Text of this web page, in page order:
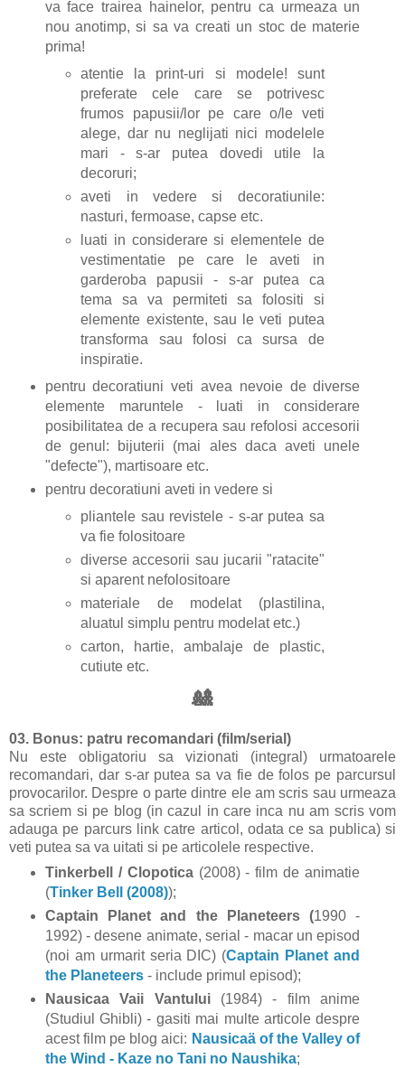
va face trairea hainelor, pentru ca urmeaza un
nou anotimp, si sa va creati un stoc de materie
prima!
atentie la print-uri si modele! sunt
preferate cele care se potrivesc
frumos papusii/lor pe care o/le veti
alege, dar nu neglijati nici modelele
mari - s-ar putea dovedi utile la
decoruri;
aveti in vedere si decoratiunile:
nasturi, fermoase, capse etc.
luati in considerare si elementele de
vestimentatie pe care le aveti in
garderoba papusii - s-ar putea ca
tema sa va permiteti sa folositi si
elemente existente, sau le veti putea
transforma sau folosi ca sursa de
inspiratie.
pentru decoratiuni veti avea nevoie de diverse
elemente maruntele - luati in considerare
posibilitatea de a recupera sau refolosi accesorii
de genul: bijuterii (mai ales daca aveti unele
"defecte"), martisoare etc.
pentru decoratiuni aveti in vedere si
pliantele sau revistele - s-ar putea sa
va fie folositoare
diverse accesorii sau jucarii "ratacite"
si aparent nefolositoare
materiale de modelat (plastilina,
aluatul simplu pentru modelat etc.)
carton, hartie, ambalaje de plastic,
cutiute etc.
🎎
03. Bonus: patru recomandari (film/serial)
Nu este obligatoriu sa vizionati (integral) urmatoarele
recomandari, dar s-ar putea sa va fie de folos pe parcursul
provocarilor. Despre o parte dintre ele am scris sau urmeaza
sa scriem si pe blog (in cazul in care inca nu am scris vom
adauga pe parcurs link catre articol, odata ce sa publica) si
veti putea sa va uitati si pe articolele respective.
Tinkerbell / Clopotica (2008) - film de animatie
(Tinker Bell (2008));
Captain Planet and the Planeteers (1990 -
1992) - desene animate, serial - macar un episod
(noi am urmarit seria DIC) (Captain Planet and
the Planeteers- include primul episod);
Nausicaa Vaii Vantului(1984) - film anime
(Studiul Ghibli) - gasiti mai multe articole despre
acest film pe blog aici: Nausicaä of the Valley of
the Wind - Kaze no Tani no Naushika;